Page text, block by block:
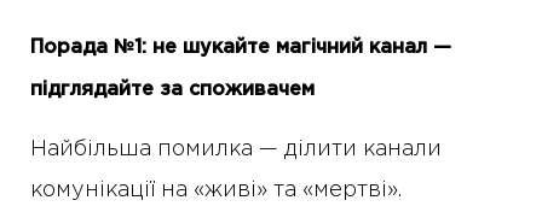
Порада №1: не шукайте магічний канал —
підглядайте за споживачем
Найбільша помилка — ділити канали
комунікації на «живі» та «мертві».